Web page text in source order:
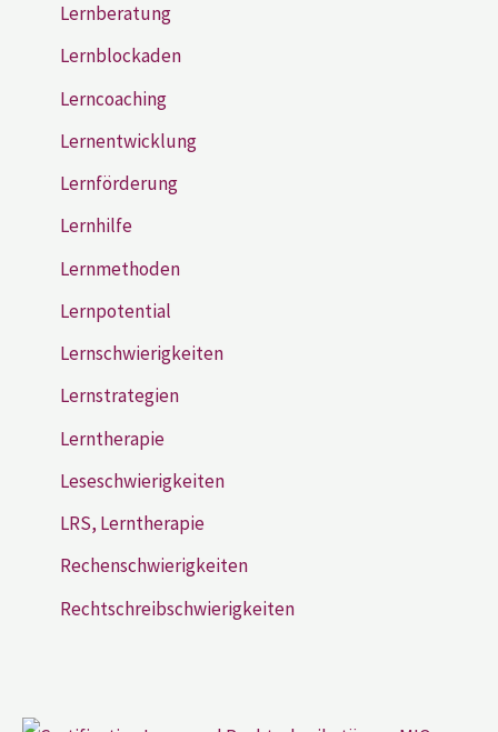
Lernberatung
Lernblockaden
Lerncoaching
Lernentwicklung
Lernförderung
Lernhilfe
Lernmethoden
Lernpotential
Lernschwierigkeiten
Lernstrategien
Lerntherapie
Leseschwierigkeiten
LRS, Lerntherapie
Rechenschwierigkeiten
Rechtschreibschwierigkeiten